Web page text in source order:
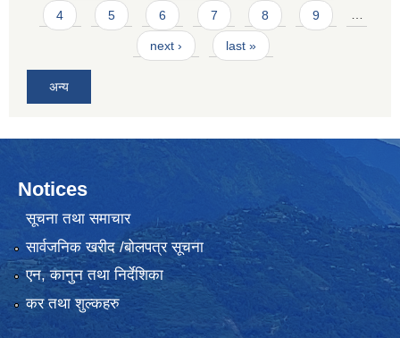
4 5 6 7 8 9 …
next › last »
अन्य
Notices
सूचना तथा समाचार
सार्वजनिक खरीद /बोलपत्र सूचना
एन, कानुन तथा निर्देशिका
कर तथा शुल्कहरु